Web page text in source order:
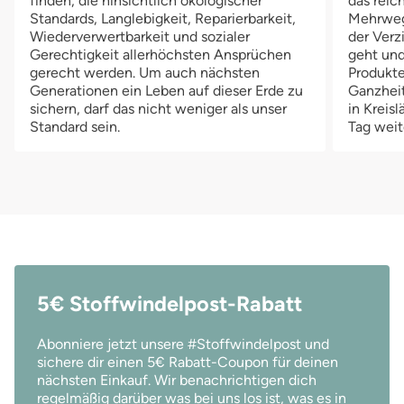
Auslüften der Überhose aus, so dass Du sie dann häufiger
verwenden kannst.
Standards, Langlebigkeit, Reparierbarkeit,
Wiederverwertbarkeit und sozialer
Gerechtigkeit allerhöchsten Ansprüchen
gerecht werden. Um auch nächsten
Generationen ein Leben auf dieser Erde zu
sichern, darf das nicht weniger als unser
Standard sein.
der
geht
in
Tag
5€ Stoffwindelpost-Rabatt
Abonniere jetzt unsere #Stoffwindelpost und
sichere dir einen 5€ Rabatt-Coupon für deinen
nächsten Einkauf. Wir benachrichtigen dich
regelmäßig darüber was bei uns los ist, was es in